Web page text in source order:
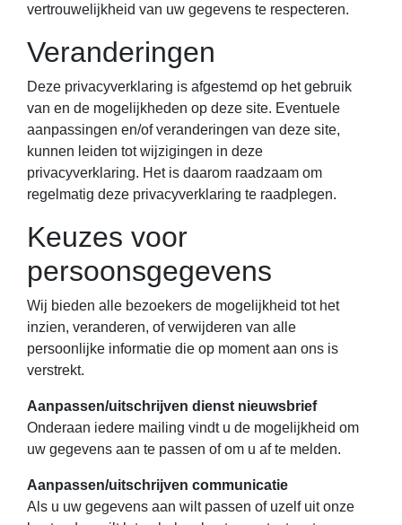
vertrouwelijkheid van uw gegevens te respecteren.
Veranderingen
Deze privacyverklaring is afgestemd op het gebruik
van en de mogelijkheden op deze site. Eventuele
aanpassingen en/of veranderingen van deze site,
kunnen leiden tot wijzigingen in deze
privacyverklaring. Het is daarom raadzaam om
regelmatig deze privacyverklaring te raadplegen.
Keuzes voor
persoonsgegevens
Wij bieden alle bezoekers de mogelijkheid tot het
inzien, veranderen, of verwijderen van alle
persoonlijke informatie die op moment aan ons is
verstrekt.
Aanpassen/uitschrijven dienst nieuwsbrief
Onderaan iedere mailing vindt u de mogelijkheid om
uw gegevens aan te passen of om u af te melden.
Aanpassen/uitschrijven communicatie
Als u uw gegevens aan wilt passen of uzelf uit onze